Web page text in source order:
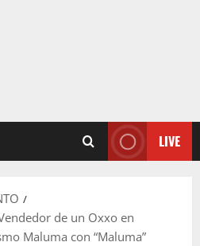
LIVE
de un Oxxo en
Maluma con “Maluma”